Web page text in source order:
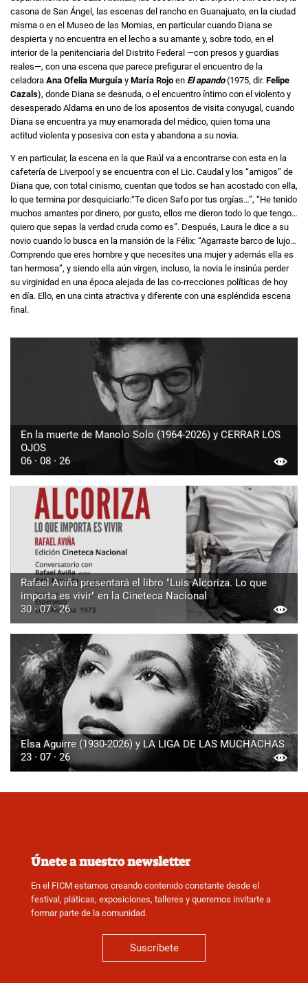
casona de San Ángel, las escenas del rancho en Guanajuato, en la ciudad
misma o en el Museo de las Momias, en particular cuando Diana se
despierta y no encuentra en el lecho a su amante y, sobre todo, en el
interior de la penitenciaría del Distrito Federal —con presos y guardias
reales—, con una escena que parece prefigurar el encuentro de la
celadora Ana Ofelia Murguía y María Rojo en El apando(1975, dir. Felipe
Cazals), donde Diana se desnuda, o el encuentro íntimo con el violento y
desesperado Aldama en uno de los aposentos de visita conyugal, cuando
Diana se encuentra ya muy enamorada del médico, quien toma una
actitud violenta y posesiva con esta y abandona a su novia.
Y en particular, la escena en la que Raúl va a encontrarse con esta en la
cafetería de Liverpool y se encuentra con el Lic. Caudal y los “amigos” de
Diana que, con total cinismo, cuentan que todos se han acostado con ella,
lo que termina por desquiciarlo:“Te dicen Safo por tus orgías…”, “He tenido
muchos amantes por dinero, por gusto, ellos me dieron todo lo que tengo…
quiero que sepas la verdad cruda como es”. Después, Laura le dice a su
novio cuando lo busca en la mansión de la Félix: “Agarraste barco de lujo…
Comprendo que eres hombre y que necesites una mujer y además ella es
tan hermosa”, y siendo ella aún virgen, incluso, la novia le insinúa perder
su virginidad en una época alejada de las co-rrecciones políticas de hoy
en día. Ello, en una cinta atractiva y diferente con una espléndida escena
final.
En la muerte de Manolo Solo (1964-2026) y CERRAR LOS
OJOS
06 · 08 · 26
Rafael Aviña presentará el libro "Luis Alcoriza. Lo que
importa es vivir" en la Cineteca Nacional
30 · 07 · 26
Elsa Aguirre (1930-2026) y LA LIGA DE LAS MUCHACHAS
23 · 07 · 26
Únete a nuestro newsletter
En el FICM estamos creando contenido constante desde el
festival, pláticas, exposiciones, talleres y queremos invitarte a
formar parte de la comunidad.
Suscríbete